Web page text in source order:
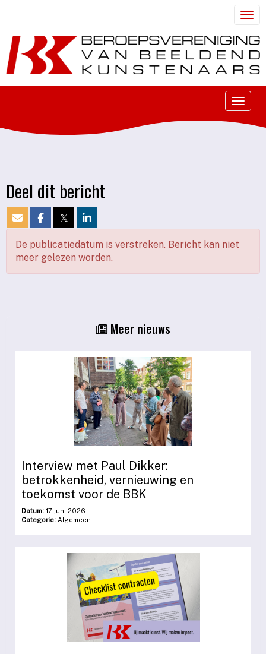
Deel dit bericht
𝕏
De publicatiedatum is verstreken. Bericht kan niet
meer gelezen worden.
Meer nieuws
Interview met Paul Dikker:
betrokkenheid, vernieuwing en
toekomst voor de BBK
Datum: 17 juni 2026
Categorie: Algemeen